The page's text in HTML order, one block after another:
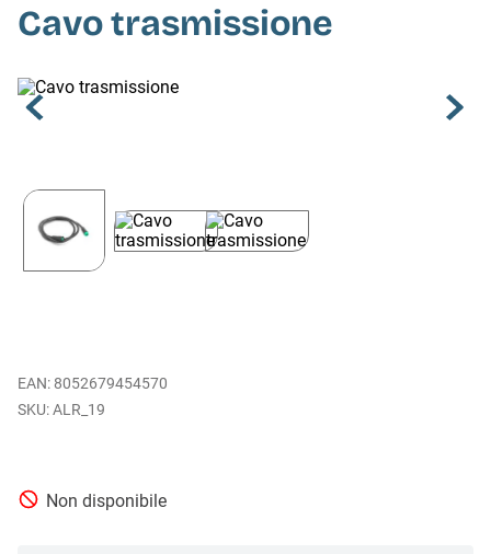
Cavo trasmissione
EAN: 8052679454570
ALR_19
Non disponibile